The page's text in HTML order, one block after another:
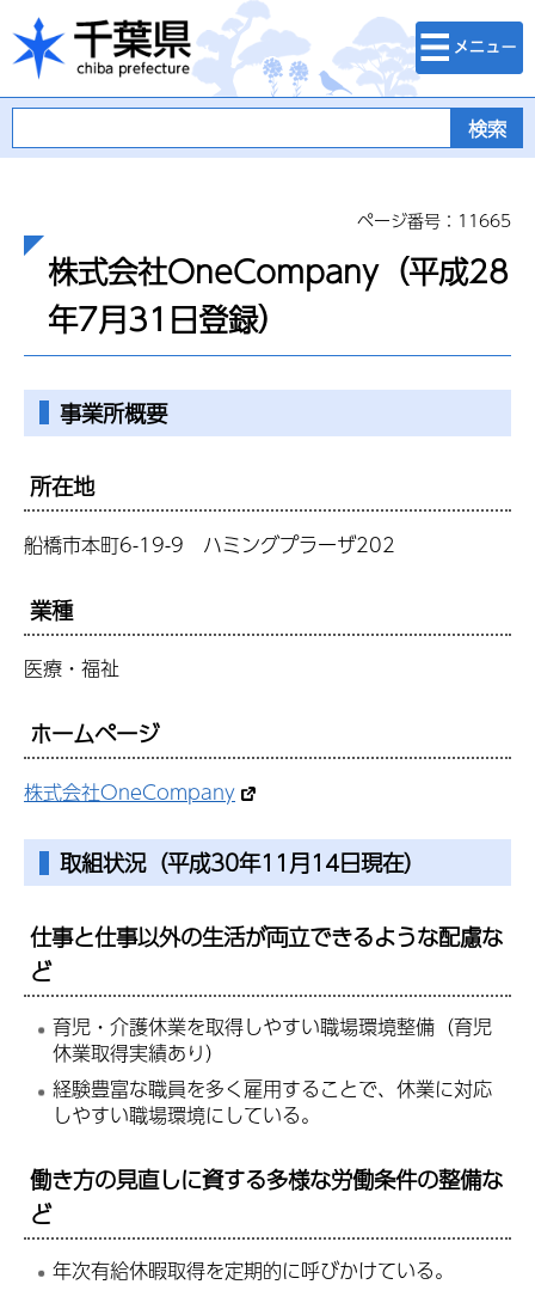
千葉県
検索・メニュ
ー
ページ番号：11665
株式会社OneCompany（平成28
年7月31日登録）
事業所概要
所在地
船橋市本町6-19-9 ハミングプラーザ202
業種
医療・福祉
ホームページ
株式会社OneCompany
取組状況（平成30年11月14日現在）
仕事と仕事以外の生活が両立できるような配慮な
ど
育児・介護休業を取得しやすい職場環境整備（育児
休業取得実績あり）
経験豊富な職員を多く雇用することで、休業に対応
しやすい職場環境にしている。
働き方の見直しに資する多様な労働条件の整備な
ど
年次有給休暇取得を定期的に呼びかけている。